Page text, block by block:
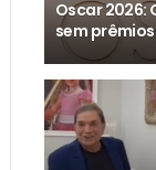
Oscar 2026:
sem prêmios